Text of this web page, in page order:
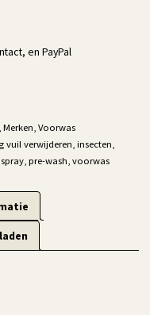
en PayPal
,Merken ,Voorwas
vuil verwijderen ,insecten
,pre-wash ,voorwas